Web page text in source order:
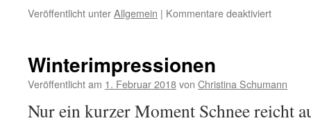
Veröffentlicht unterAllgemein | Kommentare deaktiviertfür
Winterimpressionen
Veröffentlicht am 1. Februar 2018von Christina Schumann
Nur ein kurzer Moment Schnee reicht